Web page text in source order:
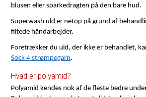
blusen eller sparkedragten på den bare hud.
Superwash uld er netop på grund af
filtede håndarbejder.
Foretrækker du uld, der ikke er behandlet,
Sock 4 strømpegarn.
Hvad er polyamid?
Polyamid kendes nok af de fleste bedre